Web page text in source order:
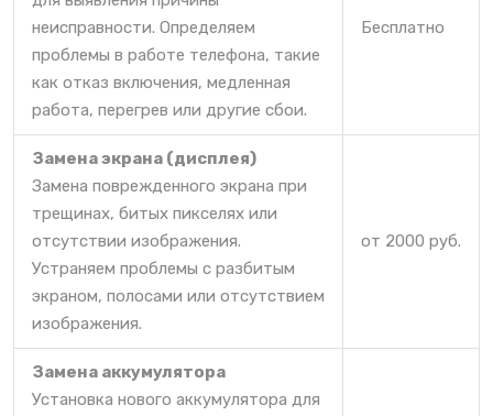
неисправности. Определяем
проблемы в работе телефона, такие
как отказ включения, медленная
работа, перегрев или другие сбои.
Бесплатно
Замена экрана (дисплея)
Замена поврежденного экрана при
трещинах, битых пикселях или
отсутствии изображения.
Устраняем проблемы с разбитым
экраном, полосами или отсутствием
изображения.
от 2000 руб.
Замена аккумулятора
Установка нового аккумулятора для